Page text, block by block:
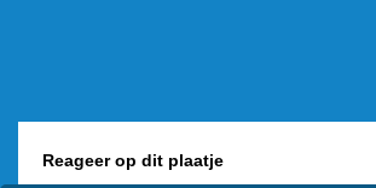
Reageer op dit plaatje